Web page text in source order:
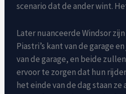
scenario dat de ander wint.
Later nuanceerde Windsor
Piastri’s kant van de garage
van de garage, en beide
ervoor te zorgen dat hun
het einde van de dag staan